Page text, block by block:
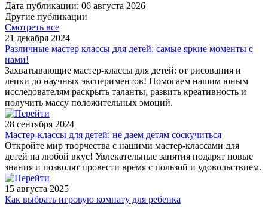
Дата публикации: 06 августа 2026
Другие публикации
Смотреть все
21 декабря 2024
Различные мастер классы для детей: самые яркие моменты с
нами!
Захватывающие мастер-классы для детей: от рисования и
лепки до научных экспериментов! Помогаем нашим юным
исследователям раскрыть таланты, развить креативность и
получить массу положительных эмоций.
28 сентября 2024
Мастер-классы для детей: не даем детям соскучиться
Откройте мир творчества с нашими мастер-классами для
детей на любой вкус! Увлекательные занятия подарят новые
знания и позволят провести время с пользой и удовольствием.
15 августа 2025
Как выбрать игровую комнату для ребенка